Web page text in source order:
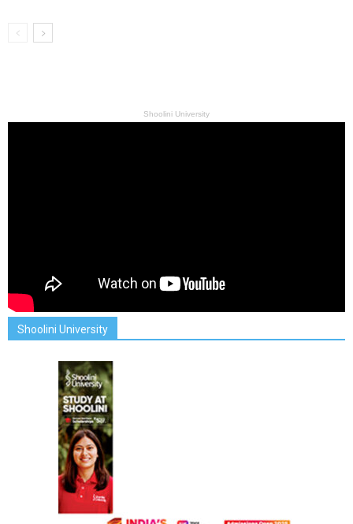
Shoolini University
Shoolini University